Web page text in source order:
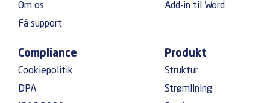
Om os
Få support
Add-in til Word
Compliance
Cookiepolitik
DPA
Produkt
Struktur
Strømlining